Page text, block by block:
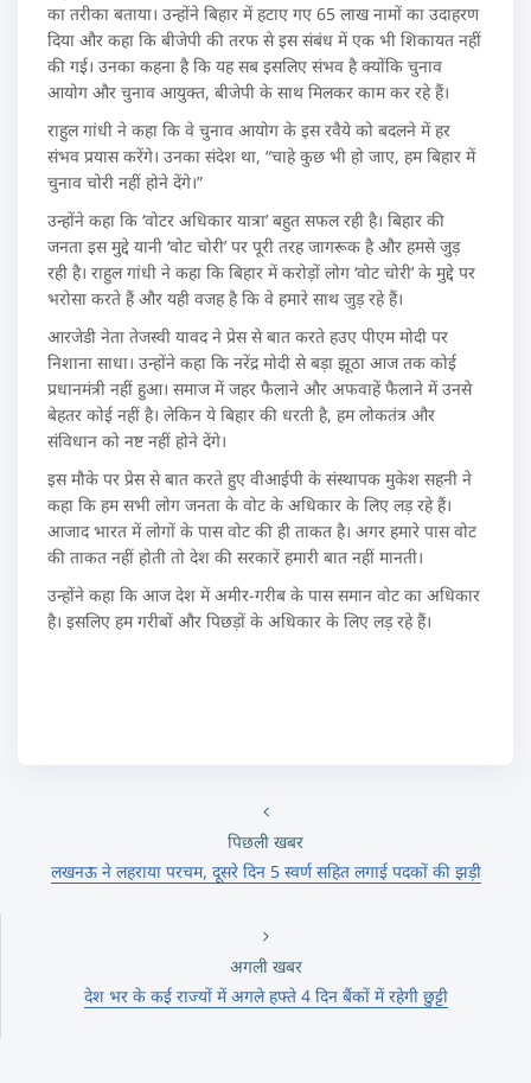
का तरीका बताया। उन्होंने बिहार में हटाए गए 65 लाख नामों का उदाहरण
दिया और कहा कि बीजेपी की तरफ से इस संबंध में एक भी शिकायत नहीं
की गई। उनका कहना है कि यह सब इसलिए संभव है क्योंकि चुनाव
आयोग और चुनाव आयुक्त, बीजेपी के साथ मिलकर काम कर रहे हैं।
राहुल गांधी ने कहा कि वे चुनाव आयोग के इस रवैये को बदलने में हर
संभव प्रयास करेंगे। उनका संदेश था, “चाहे कुछ भी हो जाए, हम बिहार में
चुनाव चोरी नहीं होने देंगे।”
उन्होंने कहा कि ‘वोटर अधिकार यात्रा’ बहुत सफल रही है। बिहार की
जनता इस मुद्दे यानी ‘वोट चोरी’ पर पूरी तरह जागरूक है और हमसे जुड़
रही है। राहुल गांधी ने कहा कि बिहार में करोड़ों लोग ‘वोट चोरी’ के मुद्दे पर
भरोसा करते हैं और यही वजह है कि वे हमारे साथ जुड़ रहे हैं।
आरजेडी नेता तेजस्वी यावद ने प्रेस से बात करते हउए पीएम मोदी पर
निशाना साधा। उन्होंने कहा कि नरेंद्र मोदी से बड़ा झूठा आज तक कोई
प्रधानमंत्री नहीं हुआ। समाज में जहर फैलाने और अफवाहें फैलाने में उनसे
बेहतर कोई नहीं है। लेकिन ये बिहार की धरती है, हम लोकतंत्र और
संविधान को नष्ट नहीं होने देंगे।
इस मौके पर प्रेस से बात करते हुए वीआईपी के संस्थापक मुकेश सहनी ने
कहा कि हम सभी लोग जनता के वोट के अधिकार के लिए लड़ रहे हैं।
आजाद भारत में लोगों के पास वोट की ही ताकत है। अगर हमारे पास वोट
की ताकत नहीं होती तो देश की सरकारें हमारी बात नहीं मानती।
उन्होंने कहा कि आज देश में अमीर-गरीब के पास समान वोट का अधिकार
है। इसलिए हम गरीबों और पिछड़ों के अधिकार के लिए लड़ रहे हैं।
पिछली खबर
लखनऊ ने लहराया परचम, दूसरे दिन 5 स्वर्ण सहित लगाई पदकों की झड़ी
अगली खबर
देश भर के कई राज्यों में अगले हफ्ते 4 दिन बैंकों में रहेगी छुट्टी